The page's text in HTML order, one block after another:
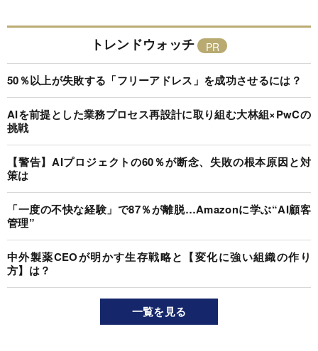
トレンドウォッチ
50％以上が失敗する「フリーアドレス」を成功させるには？
AIを前提とした業務プロセス再設計に取り組む大林組×PwCの
挑戦
【警告】AIプロジェクトの60％が断念、失敗の根本原因と対
策は
「一度の不快な経験」で87％が離脱…Amazonに学ぶ“AI顧客
管理”
中外製薬CEOが明かす生存戦略と【変化に強い組織の作り
方】は？
一覧を見る